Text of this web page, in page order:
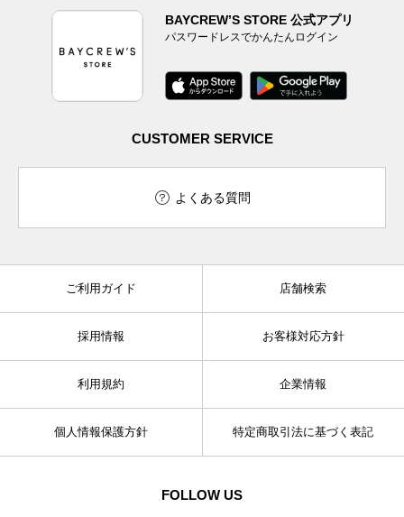
BAYCREW’S STORE 公式アプリ
パスワードレスでかんたんログイン
CUSTOMER SERVICE
よくある質問
ご利用ガイド 店舗検索
採用情報 お客様対応方針
利用規約 企業情報
個人情報保護方針 特定商取引法に基づく表記
FOLLOW US